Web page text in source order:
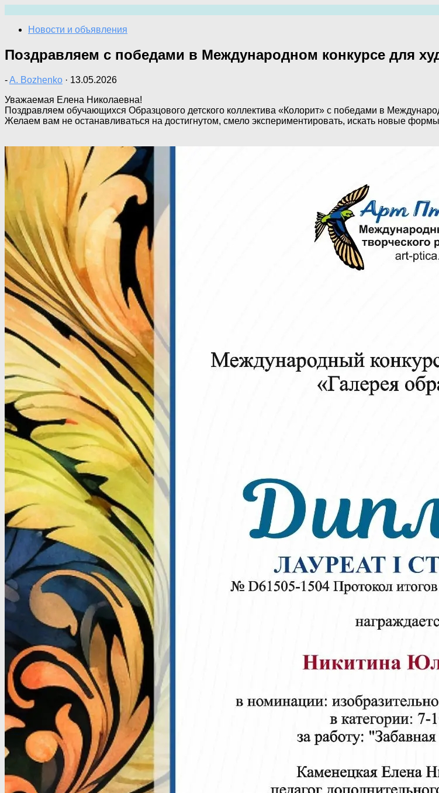
содержимому
Новости и объявления
Поздравляем с победами в Международном конкурсе для
-A. Bozhenko · 13.05.2026
Уважаемая Елена Николаевна!
Поздравляем обучающихся Образцового детского коллектива «Колорит» с победами в
Желаем вам не останавливаться на достигнутом, смело экспериментировать, искать новые